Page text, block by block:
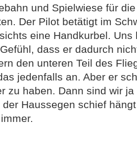
und Spielwiese für
Der Pilot betätigt im
eine Handkurbel. Uns
dass er dadurch
den unteren Teil des
jedenfalls an. Aber er
zu haben. Dann sind wir
der Haussegen schief